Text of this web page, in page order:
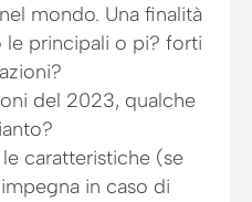
mondo. Una finalità
le principali o pi? forti
del 2023, qualche
caratteristiche (se
in caso di